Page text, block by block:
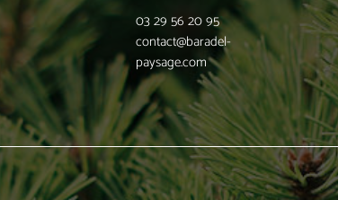
03 29 56 20 95
contact@baradel-
paysage.com